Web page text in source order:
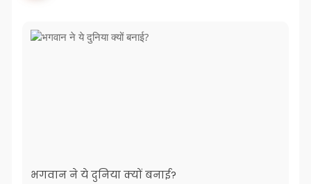
भगवान ने ये दुनिया क्यों बनाई?